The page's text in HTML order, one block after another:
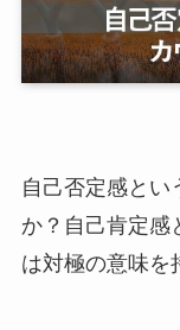
自己否定感とい
か？自己肯定感
は対極の意味を